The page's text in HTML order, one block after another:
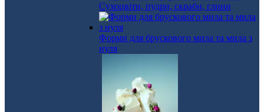
Сухоцвіти, пудри, скраби, глини
Форми для брускового мила та мила з
нуля